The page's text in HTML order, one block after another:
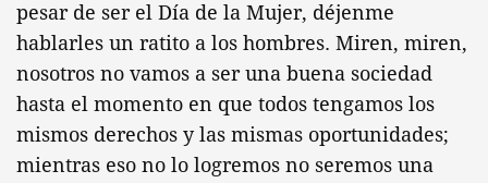
pesar de ser el Día de la Mujer, déjenme
hablarles un ratito a los hombres. Miren, miren,
nosotros no vamos a ser una buena sociedad
hasta el momento en que todos tengamos los
mismos derechos y las mismas oportunidades;
mientras eso no lo logremos no seremos una